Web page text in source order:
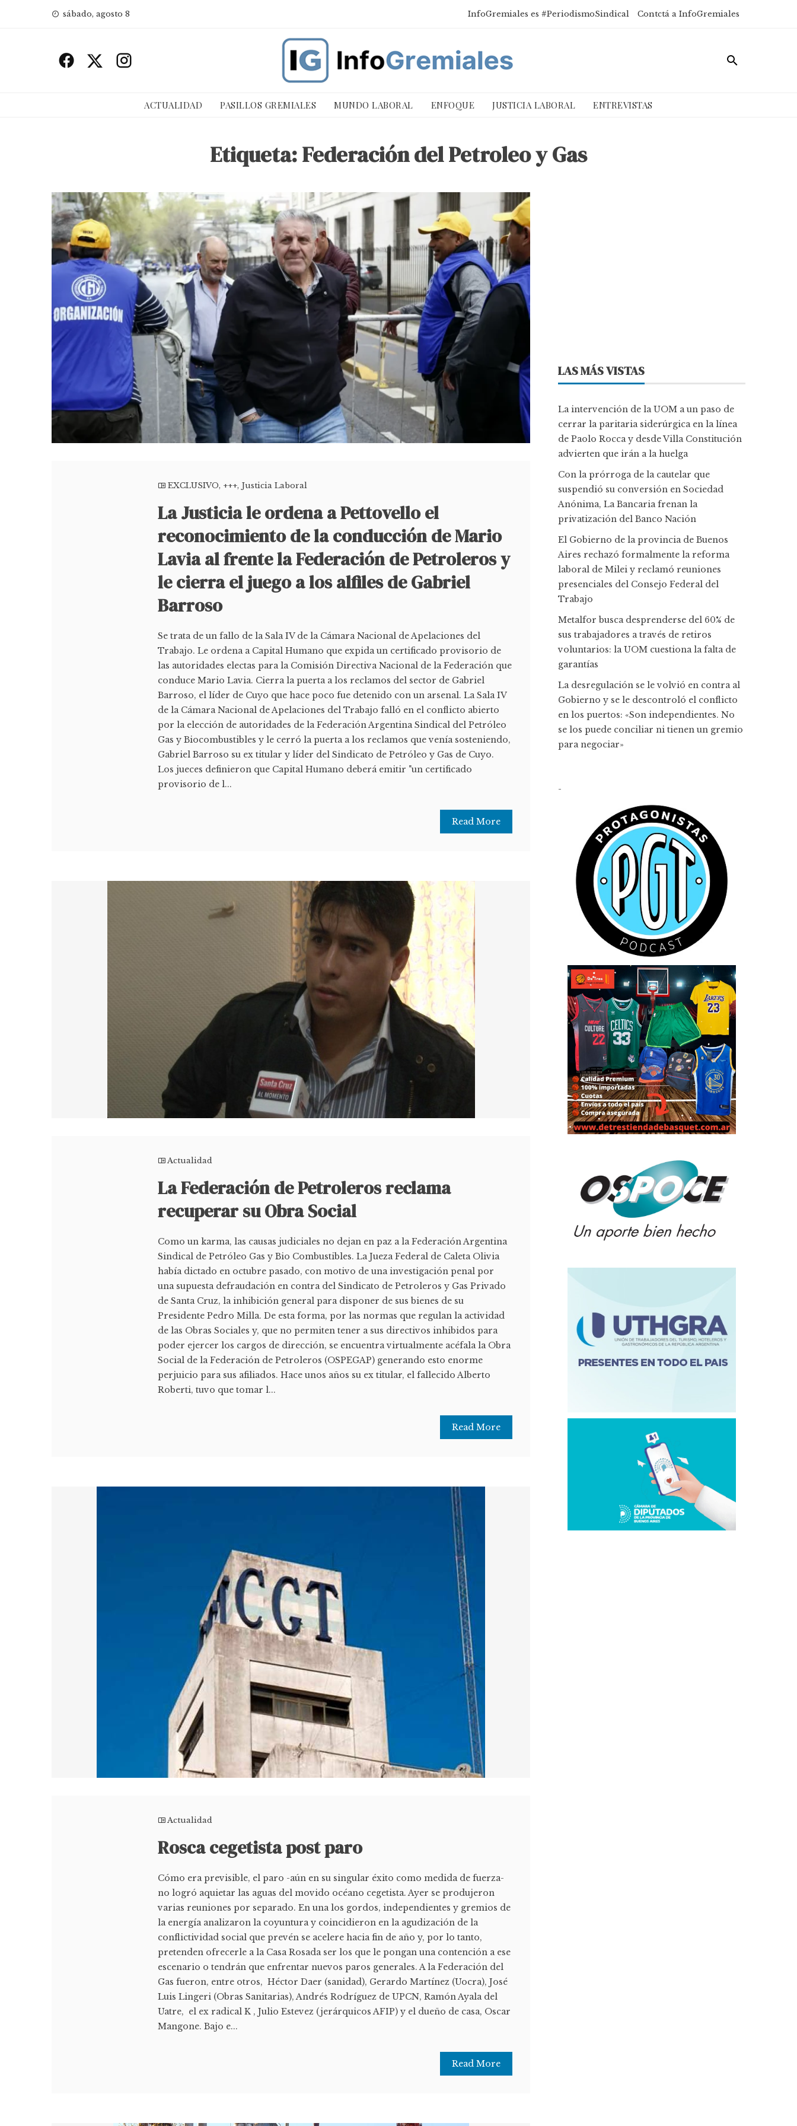
sábado, agosto 8 InfoGremiales es #PeriodismoSindical Contctá a InfoGremiales
ACTUALIDAD PASILLOS GREMIALES MUNDO LABORAL ENFOQUE JUSTICIA LABORAL ENTREVISTAS
Etiqueta:Federación del Petroleo y Gas
EXCLUSIVO, +++, Justicia Laboral
La Justicia le ordena a Pettovello el
reconocimiento de la conducción de Mario
Lavia al frente la Federación de Petroleros y
le cierra el juego a los alfiles de Gabriel
Barroso
Se trata de un fallo de la Sala IV de la Cámara Nacional de Apelaciones del
Trabajo. Le ordena a Capital Humano que expida un certificado provisorio de
las autoridades electas para la Comisión Directiva Nacional de la Federación que
conduce Mario Lavia. Cierra la puerta a los reclamos del sector de Gabriel
Barroso, el líder de Cuyo que hace poco fue detenido con un arsenal. La Sala IV
de la Cámara Nacional de Apelaciones del Trabajo falló en el conflicto abierto
por la elección de autoridades de la Federación Argentina Sindical del Petróleo
Gas y Biocombustibles y le cerró la puerta a los reclamos que venía sosteniendo,
Gabriel Barroso su ex titular y líder del Sindicato de Petróleo y Gas de Cuyo.
Los jueces definieron que Capital Humano deberá emitir "un certificado
provisorio de l...
Read More
Actualidad
La Federación de Petroleros reclama
recuperar su Obra Social
Como un karma, las causas judiciales no dejan en paz a la Federación Argentina
Sindical de Petróleo Gas y Bio Combustibles. La Jueza Federal de Caleta Olivia
había dictado en octubre pasado, con motivo de una investigación penal por
una supuesta defraudación en contra del Sindicato de Petroleros y Gas Privado
de Santa Cruz, la inhibición general para disponer de sus bienes de su
Presidente Pedro Milla. De esta forma, por las normas que regulan la actividad
de las Obras Sociales y, que no permiten tener a sus directivos inhibidos para
poder ejercer los cargos de dirección, se encuentra virtualmente acéfala la Obra
Social de la Federación de Petroleros (OSPEGAP) generando esto enorme
perjuicio para sus afiliados. Hace unos años su ex titular, el fallecido Alberto
Roberti, tuvo que tomar l...
Read More
Actualidad
Rosca cegetista post paro
Cómo era previsible, el paro -aún en su singular éxito como medida de fuerza-
no logró aquietar las aguas del movido océano cegetista. Ayer se produjeron
varias reuniones por separado. En una los gordos, independientes y gremios de
la energía analizaron la coyuntura y coincidieron en la agudización de la
conflictividad social que prevén se acelere hacia fin de año y, por lo tanto,
pretenden ofrecerle a la Casa Rosada ser los que le pongan una contención a ese
escenario o tendrán que enfrentar nuevos paros generales. A la Federación del
Gas fueron, entre otros, Héctor Daer (sanidad), Gerardo Martínez (Uocra), José
Luis Lingeri (Obras Sanitarias), Andrés Rodríguez de UPCN, Ramón Ayala del
Uatre, el ex radical K , Julio Estevez (jerárquicos AFIP) y el dueño de casa, Oscar
Mangone. Bajo e...
Read More
LAS MÁS VISTAS
La intervención de la UOM a un paso de
cerrar la paritaria siderúrgica en la línea
de Paolo Rocca y desde Villa Constitución
advierten que irán a la huelga
Con la prórroga de la cautelar que
suspendió su conversión en Sociedad
Anónima, La Bancaria frenan la
privatización del Banco Nación
El Gobierno de la provincia de Buenos
Aires rechazó formalmente la reforma
laboral de Milei y reclamó reuniones
presenciales del Consejo Federal del
Trabajo
Metalfor busca desprenderse del 60% de
sus trabajadores a través de retiros
voluntarios: la UOM cuestiona la falta de
garantías
La desregulación se le volvió en contra al
Gobierno y se le descontroló el conflicto
en los puertos: «Son independientes. No
se los puede conciliar ni tienen un gremio
para negociar»
-